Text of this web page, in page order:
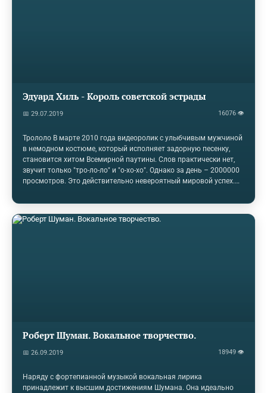
Эдуард Хиль - Король советской эстрады
📅 29.07.2019 16076 👁
Трололо В марте 2010 года видеоролик с улыбчивым мужчиной
в немодном костюме, который исполняет задорную песенку,
становится хитом Всемирной паутины. Слов практически нет,
звучит только "тро-ло-ло" и "о-хо-хо". Однако за день – 2000000
просмотров. Это действительно невероятный мировой успех.
Трололо", а наши соотечественники с удивлением узнали в
новой суперзвезде Эдуарда Хиля. Путь на эстраду Эдуарду
Хилю всю жизнь удивительно везло, несмотря на то, что уже в
Роберт Шуман. Вокальное творчество.
📅 26.09.2019 18949 👁
Наряду с фортепианной музыкой вокальная лирика
принадлежит к высшим достижениям Шумана. Она идеально